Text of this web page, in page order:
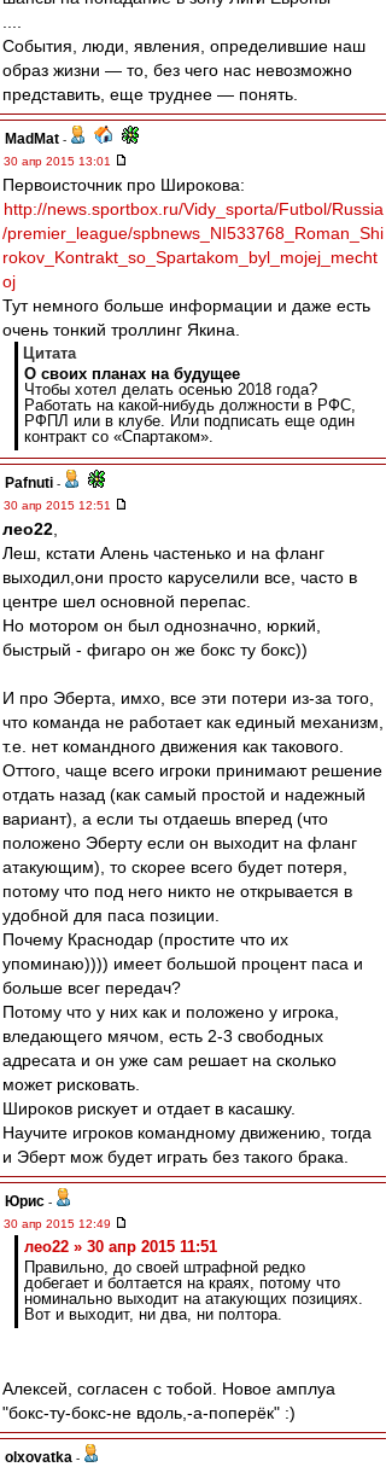
События, люди, явления, определившие наш
образ жизни — то, без чего нас невозможно
представить, еще труднее — понять.
MadMat -
30 апр 2015 13:01
Первоисточник про Широкова:
http://news.sportbox.ru/Vidy_sporta/Futbol/Russia
/premier_league/spbnews_NI533768_Roman_Shi
rokov_Kontrakt_so_Spartakom_byl_mojej_mecht
oj
Тут немного больше информации и даже есть
очень тонкий троллинг Якина.
Цитата
О своих планах на будущее
Чтобы хотел делать осенью 2018 года?
Работать на какой-нибудь должности в РФС,
РФПЛ или в клубе. Или подписать еще один
контракт со «Спартаком».
Pafnuti -
30 апр 2015 12:51
лео22
Леш, кстати Алень частенько и на фланг
выходил,они просто каруселили все, часто в
центре шел основной перепас.
Но мотором он был однозначно, юркий,
быстрый - фигаро он же бокс ту бокс))
И про Эберта, имхо, все эти потери из-за того,
что команда не работает как единый механизм,
т.е. нет командного движения как такового.
Оттого, чаще всего игроки принимают решение
отдать назад (как самый простой и надежный
вариант), а если ты отдаешь вперед (что
положено Эберту если он выходит на фланг
атакующим), то скорее всего будет потеря,
потому что под него никто не открывается в
удобной для паса позиции.
Почему Краснодар (простите что их
упоминаю)))) имеет большой процент паса и
больше всег передач?
Потому что у них как и положено у игрока,
вледающего мячом, есть 2-3 свободных
адресата и он уже сам решает на сколько
может рисковать.
Широков рискует и отдает в касашку.
Научите игроков командному движению, тогда
и Эберт мож будет играть без такого брака.
Юрис -
30 апр 2015 12:49
лео22 » 30 апр 2015 11:51
Правильно, до своей штрафной редко
добегает и болтается на краях, потому что
номинально выходит на атакующих позициях.
Вот и выходит, ни два, ни полтора.
Алексей, согласен с тобой. Новое амплуа
"бокс-ту-бокс-не вдоль,-а-поперёк" :)
olxovatka -